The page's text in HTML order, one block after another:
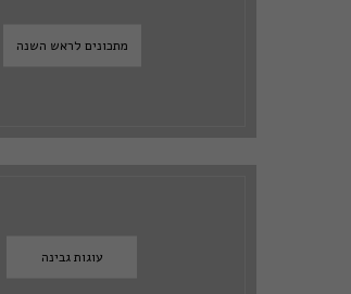
מתכונים לראש השנה
עוגות גבינה